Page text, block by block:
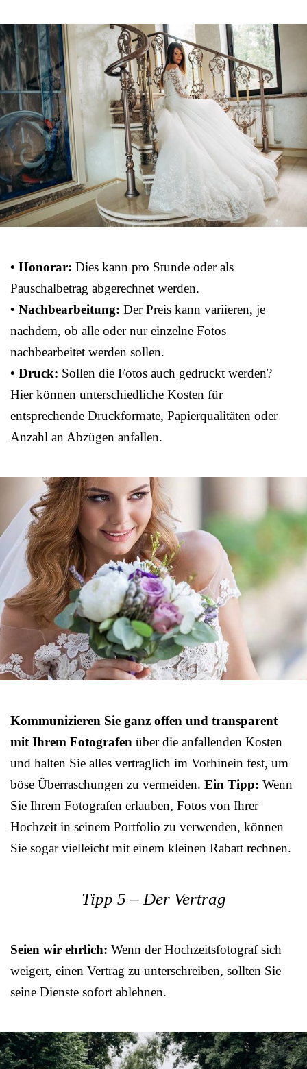
• Honorar: Dies kann pro Stunde oder als
Pauschalbetrag abgerechnet werden.
• Nachbearbeitung: Der Preis kann variieren, je
nachdem, ob alle oder nur einzelne Fotos
nachbearbeitet werden sollen.
• Druck: Sollen die Fotos auch gedruckt werden?
Hier können unterschiedliche Kosten für
entsprechende Druckformate, Papierqualitäten oder
Anzahl an Abzügen anfallen.
Kommunizieren Sie ganz offen und transparent
mit Ihrem Fotografen über die anfallenden Kosten
und halten Sie alles vertraglich im Vorhinein fest, um
böse Überraschungen zu vermeiden. Ein Tipp: Wenn
Sie Ihrem Fotografen erlauben, Fotos von Ihrer
Hochzeit in seinem Portfolio zu verwenden, können
Sie sogar vielleicht mit einem kleinen Rabatt rechnen.
Tipp 5 – Der Vertrag
Seien wir ehrlich: Wenn der Hochzeitsfotograf sich
weigert, einen Vertrag zu unterschreiben, sollten Sie
seine Dienste sofort ablehnen.